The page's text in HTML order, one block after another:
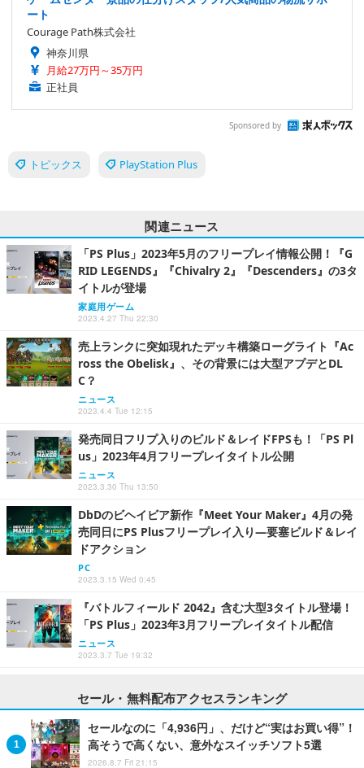
ート
Courage Path株式会社
神奈川県
月給27万円～35万円
正社員
Sponsored by
トピックス PlayStation Plus
関連ニュース
「PS Plus」2023年5月のフリープレイ情報公開！『G
RID LEGENDS』『Chivalry 2』『Descenders』の3タ
イトルが登場
家庭用ゲーム
2023.4.27 Thu 22:30
売上ランクに突如現れたデッキ構築ローグライト『Ac
ross the Obelisk』、その背景には大型アプデとDL
C？
ニュース
2023.4.4 Tue 12:15
発売同日フリプ入りのビルド＆レイドFPSも！「PS Pl
us」2023年4月フリープレイタイトル公開
ニュース
2023.3.30 Thu 13:50
DbDのビヘイビア新作『Meet Your Maker』4月の発
売同日にPS Plusフリープレイ入り―要塞ビルド＆レイ
ドアクション
PC
2023.3.15 Wed 0:45
『バトルフィールド 2042』含む大型3タイトル登場！
「PS Plus」2023年3月フリープレイタイトル配信
ニュース
2023.3.7 Tue 19:32
セール・無料配布アクセスランキング
セールなのに「4,936円」、だけど“実はお買い得”！
高そうで高くない、意外なスイッチソフト5選
2026.8.7 Fri 21:15